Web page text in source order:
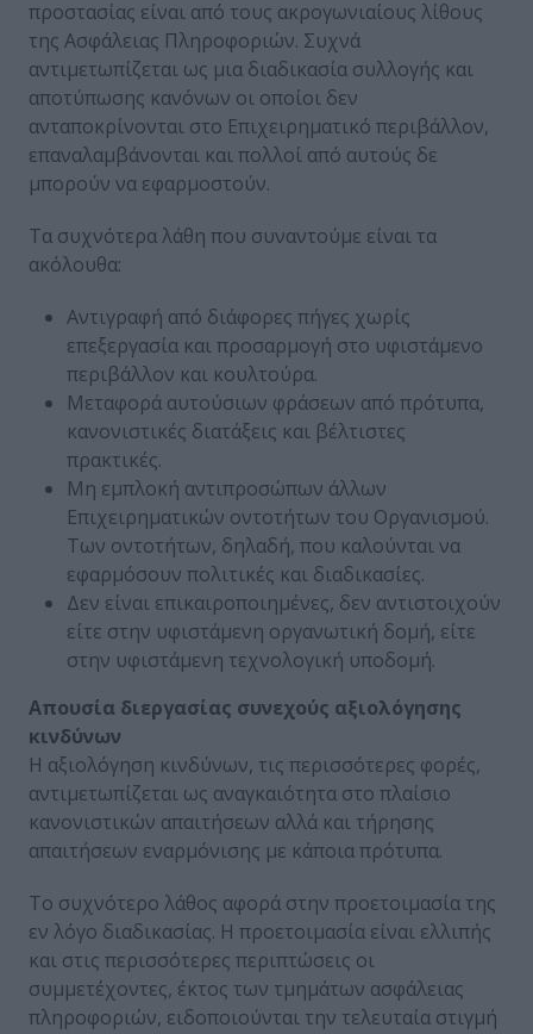
προστασίας είναι από τους ακρογωνιαίους λίθους
της Ασφάλειας Πληροφοριών. Συχνά
αντιμετωπίζεται ως μια διαδικασία συλλογής και
αποτύπωσης κανόνων οι οποίοι δεν
ανταποκρίνονται στο Επιχειρηματικό περιβάλλον,
επαναλαμβάνονται και πολλοί από αυτούς δε
μπορούν να εφαρμοστούν.
Τα συχνότερα λάθη που συναντούμε είναι τα
ακόλουθα:
Αντιγραφή από διάφορες πήγες χωρίς
επεξεργασία και προσαρμογή στο υφιστάμενο
περιβάλλον και κουλτούρα.
Μεταφορά αυτούσιων φράσεων από πρότυπα,
κανονιστικές διατάξεις και βέλτιστες
πρακτικές.
Μη εμπλοκή αντιπροσώπων άλλων
Επιχειρηματικών οντοτήτων του Οργανισμού.
Των οντοτήτων, δηλαδή, που καλούνται να
εφαρμόσουν πολιτικές και διαδικασίες.
Δεν είναι επικαιροποιημένες, δεν αντιστοιχούν
είτε στην υφιστάμενη οργανωτική δομή, είτε
στην υφιστάμενη τεχνολογική υποδομή.
Απουσία διεργασίας συνεχούς αξιολόγησης
κινδύνων
Η αξιολόγηση κινδύνων, τις περισσότερες φορές,
αντιμετωπίζεται ως αναγκαιότητα στο πλαίσιο
κανονιστικών απαιτήσεων αλλά και τήρησης
απαιτήσεων εναρμόνισης με κάποια πρότυπα.
Το συχνότερο λάθος αφορά στην προετοιμασία της
εν λόγο διαδικασίας. Η προετοιμασία είναι ελλιπής
και στις περισσότερες περιπτώσεις οι
συμμετέχοντες, έκτος των τμημάτων ασφάλειας
πληροφοριών, ειδοποιούνται την τελευταία στιγμή